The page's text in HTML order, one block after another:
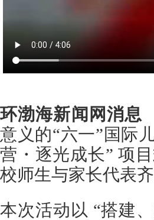
环渤海新闻网消息
意义的“六一”国际
营・逐光成长” 项
校师生与家长代表
本次活动以 “搭建